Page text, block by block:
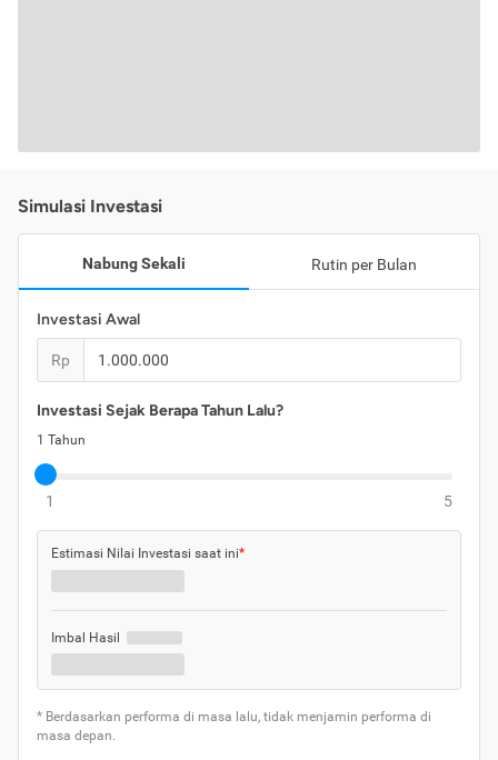
Simulasi Investasi
Nabung Sekali Rutin per Bulan
Investasi Awal
Rp
Investasi Sejak Berapa Tahun Lalu?
1 Tahun
1 5
Estimasi Nilai Investasi saat ini*
Imbal Hasil
* Berdasarkan performa di masa lalu, tidak menjamin performa di
masa depan.